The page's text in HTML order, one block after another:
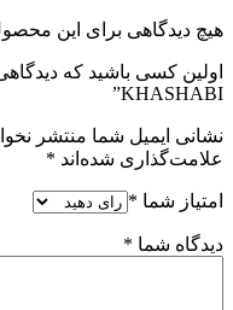
هیچ دیدگاهی برای این
اولین کسی باشید که
KHASHABI”
نشانی ایمیل شما منتشر
علامت‌گذاری شده‌اند *
امتیاز شما *
دیدگاه شما *